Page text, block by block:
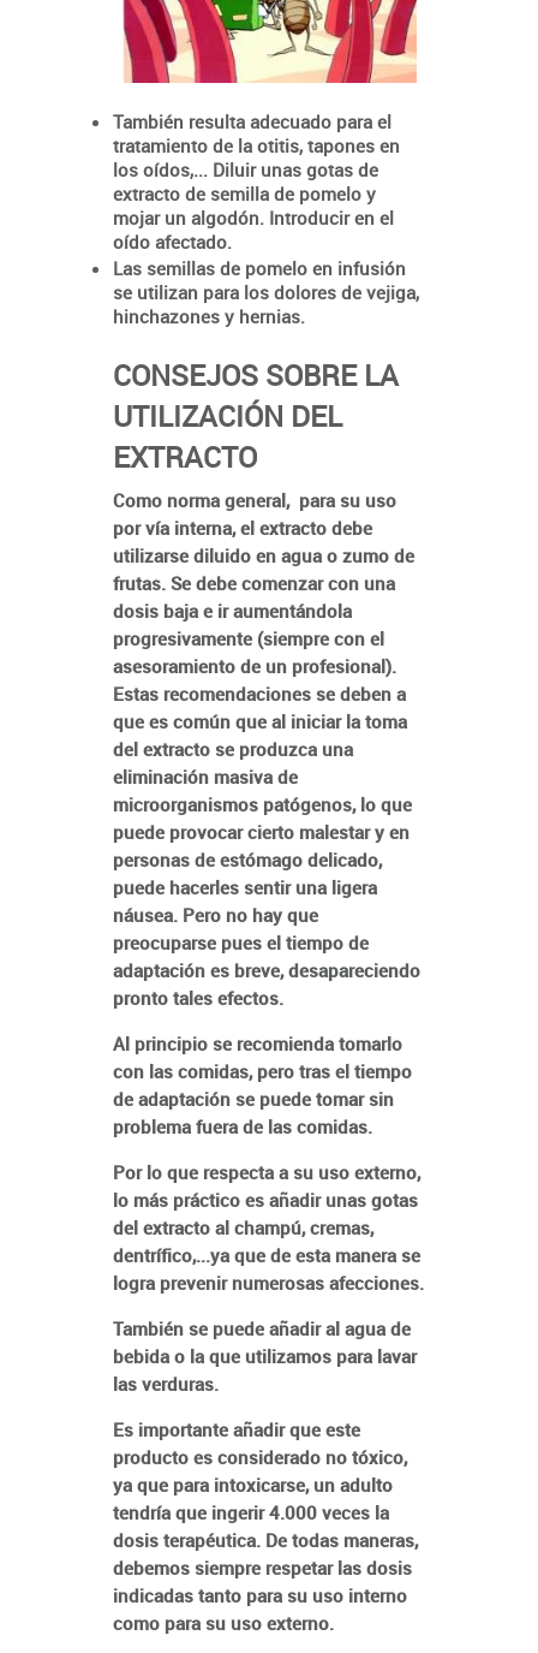
También resulta adecuado para el
tratamiento de la otitis, tapones en
los oídos,... Diluir unas gotas de
extracto de semilla de pomelo y
mojar un algodón. Introducir en el
oído afectado.
Las semillas de pomelo en infusión
se utilizan para los dolores de vejiga,
hinchazones y hernias.
CONSEJOS SOBRE LA
UTILIZACIÓN DEL
EXTRACTO
Como norma general, para su uso
por vía interna, el extracto debe
utilizarse diluido en agua o zumo de
frutas. Se debe comenzar con una
dosis baja e ir aumentándola
progresivamente (siempre con el
asesoramiento de un profesional).
Estas recomendaciones se deben a
que es común que al iniciar la toma
del extracto se produzca una
eliminación masiva de
microorganismos patógenos, lo que
puede provocar cierto malestar y en
personas de estómago delicado,
puede hacerles sentir una ligera
náusea. Pero no hay que
preocuparse pues el tiempo de
adaptación es breve, desapareciendo
pronto tales efectos.
Al principio se recomienda tomarlo
con las comidas, pero tras el tiempo
de adaptación se puede tomar sin
problema fuera de las comidas.
Por lo que respecta a su uso externo,
lo más práctico es añadir unas gotas
del extracto al champú, cremas,
dentrífico,...ya que de esta manera se
logra prevenir numerosas afecciones.
También se puede añadir al agua de
bebida o la que utilizamos para lavar
las verduras.
Es importante añadir que este
producto es considerado no tóxico,
ya que para intoxicarse, un adulto
tendría que ingerir 4.000 veces la
dosis terapéutica. De todas maneras,
debemos siempre respetar las dosis
indicadas tanto para su uso interno
como para su uso externo.